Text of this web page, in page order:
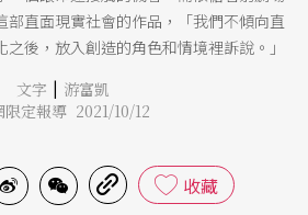
部直面現實社會的作品，「我們不傾向直
後，放入創造的角色和情境裡訴說。」
文字 | 游富凱
限定報導 2021/10/12
收藏